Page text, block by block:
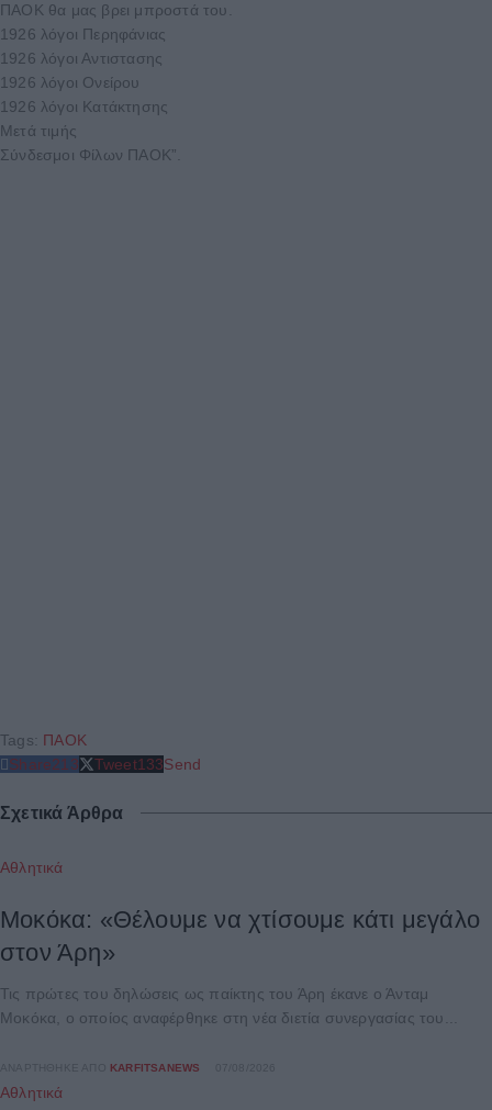
ΠΑΟΚ θα μας βρει μπροστά του.
1926 λόγοι Περηφάνιας
1926 λόγοι Αντιστασης
1926 λόγοι Ονείρου
1926 λόγοι Κατάκτησης
Μετά τιμής
Σύνδεσμοι Φίλων ΠΑΟΚ”.
Tags: ΠΑΟΚ
Share213 Tweet133Send
Σχετικά Άρθρα
Αθλητικά
Μοκόκα: «Θέλουμε να χτίσουμε κάτι μεγάλο
στον Άρη»
Τις πρώτες του δηλώσεις ως παίκτης του Άρη έκανε ο Άνταμ
Μοκόκα, ο οποίος αναφέρθηκε στη νέα διετία συνεργασίας του...
ΑΝΑΡΤΉΘΗΚΕ ΑΠΌ KARFITSANEWS
Αθλητικά